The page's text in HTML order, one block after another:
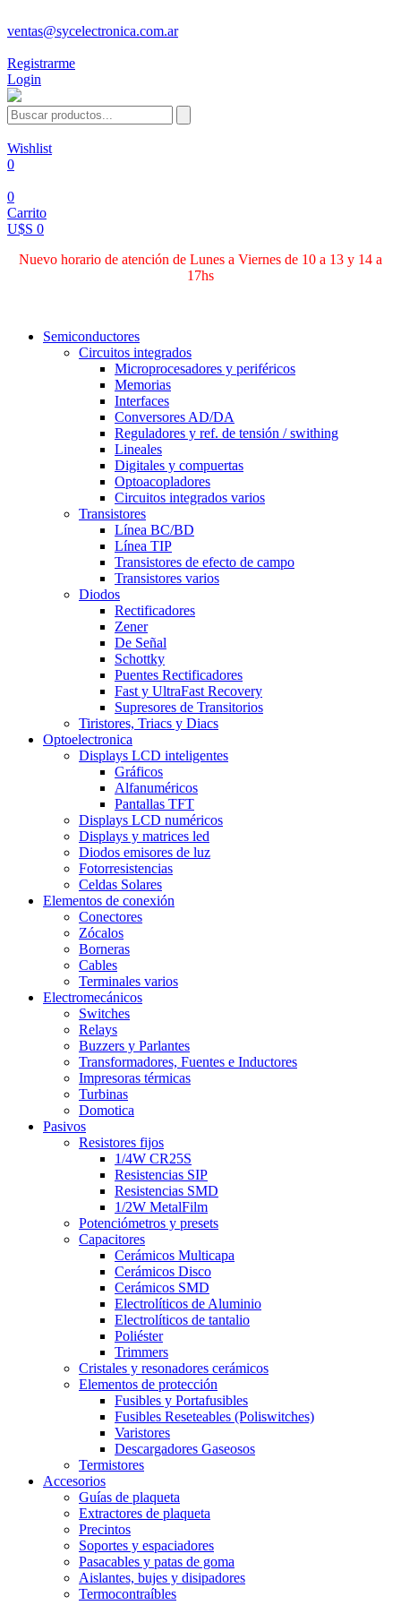
ventas@sycelectronica.com.ar
Registrarme
Login
Wishlist
0
0
Carrito
U$S 0
Nuevo horario de atención de Lunes a Viernes de 10 a 13 y 14 a
17hs
Semiconductores
Circuitos integrados
Microprocesadores y periféricos
Memorias
Interfaces
Conversores AD/DA
Reguladores y ref. de tensión / swithing
Lineales
Digitales y compuertas
Optoacopladores
Circuitos integrados varios
Transistores
Línea BC/BD
Línea TIP
Transistores de efecto de campo
Transistores varios
Diodos
Rectificadores
Zener
De Señal
Schottky
Puentes Rectificadores
Fast y UltraFast Recovery
Supresores de Transitorios
Tiristores, Triacs y Diacs
Optoelectronica
Displays LCD inteligentes
Gráficos
Alfanuméricos
Pantallas TFT
Displays LCD numéricos
Displays y matrices led
Diodos emisores de luz
Fotorresistencias
Celdas Solares
Elementos de conexión
Conectores
Zócalos
Borneras
Cables
Terminales varios
Electromecánicos
Switches
Relays
Buzzers y Parlantes
Transformadores, Fuentes e Inductores
Impresoras térmicas
Turbinas
Domotica
Pasivos
Resistores fijos
1/4W CR25S
Resistencias SIP
Resistencias SMD
1/2W MetalFilm
Potenciómetros y presets
Capacitores
Cerámicos Multicapa
Cerámicos Disco
Cerámicos SMD
Electrolíticos de Aluminio
Electrolíticos de tantalio
Poliéster
Trimmers
Cristales y resonadores cerámicos
Elementos de protección
Fusibles y Portafusibles
Fusibles Reseteables (Poliswitches)
Varistores
Descargadores Gaseosos
Termistores
Accesorios
Guías de plaqueta
Extractores de plaqueta
Precintos
Soportes y espaciadores
Pasacables y patas de goma
Aislantes, bujes y disipadores
Termocontraíbles